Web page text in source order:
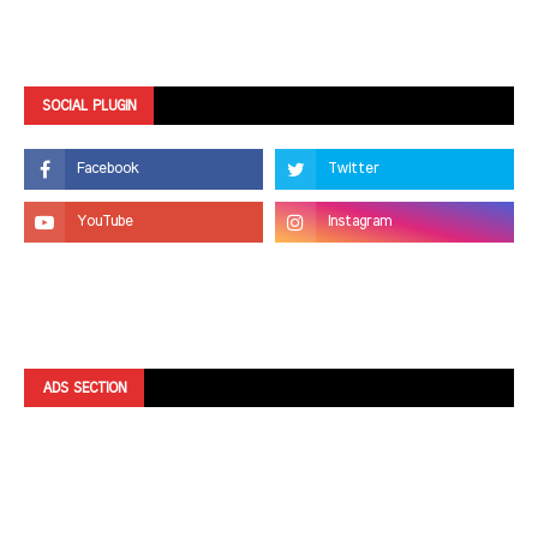
SOCIAL PLUGIN
ADS SECTION